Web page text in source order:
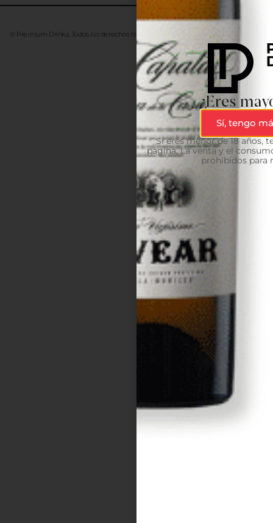
© Premium Drinks. Todos los derechos reservados. Desarrollado Advanze
¿Eres
Sí, tengo
Si eres menor de 18 años,
página. La venta y el
prohibidos para